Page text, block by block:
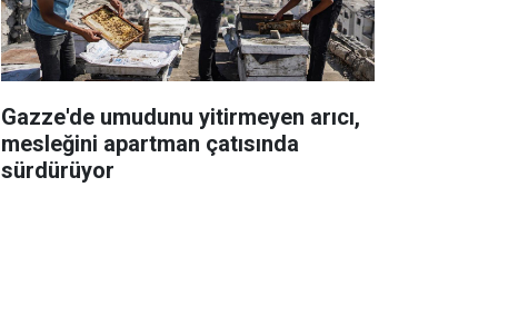
Gazze'de umudunu yitirmeyen arıcı,
mesleğini apartman çatısında
sürdürüyor